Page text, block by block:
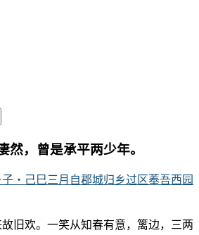
然，曾是承平两少年。
子・己巳三月自郡城归乡过区菶吾西园
旧欢。一笑从知春有意，篱边，三两